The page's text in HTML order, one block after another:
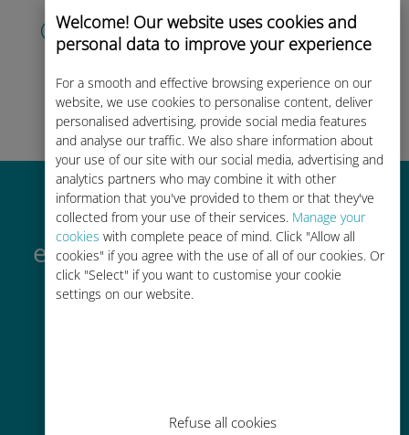
Welcome! Our website uses cookies and
personal data to improve your experience
For a smooth and effective browsing experience on our
website, we use cookies to personalise content, deliver
personalised advertising, provide social media features
and analyse our traffic. We also share information about
your use of our site with our social media, advertising and
analytics partners who may combine it with other
information that you've provided to them or that they've
collected from your use of their services. Manage your
cookies with complete peace of mind. Click "Allow all
cookies" if you agree with the use of all of our cookies. Or
click "Select" if you want to customise your cookie
settings on our website.
Refuse all cookies
Maak je account aan
om uw data-abonnement te
onderweg op te waarderen. Geniet
ervan!
Waarom de internationale
eSIM van Ubigi zo geweldig is
Ontvang binnen enkele minuten